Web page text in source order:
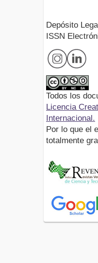
Depósito
ISSN
Todos los
Licencia
Internacional.
Por lo que el
totalmente